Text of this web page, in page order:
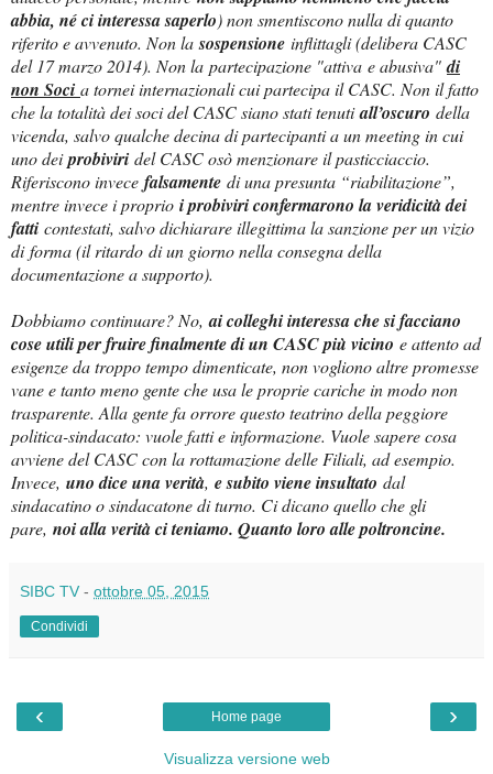
abbia, né ci interessa saperlo) non smentiscono nulla di quanto
riferito e avvenuto. Non lasospensione inflittagli (delibera CASC
del 17 marzo 2014). Non la partecipazione "attiva e abusiva" di
non Soci a tornei internazionali cui partecipa il CASC. Non il fatto
che la totalità dei soci del CASC siano stati tenutiall’oscuro della
vicenda, salvo qualche decina di partecipanti a un meeting in cui
uno deiprobiviri del CASC osò menzionare il pasticciaccio.
Riferiscono invece falsamente di una presunta “riabilitazione”,
mentre invece i proprio i probiviri confermarono la veridicità dei
fatti contestati, salvo dichiarare illegittima la sanzione per un vizio
di forma (il ritardo di un giorno nella consegna della
documentazione a supporto).
Dobbiamo continuare? No,ai colleghi interessa che si facciano
cose utili per fruire finalmente di un CASC più vicino e attento ad
esigenze da troppo tempo dimenticate, non vogliono altre promesse
vane e tanto meno gente che usa le proprie cariche in modo non
trasparente. Alla gente fa orrore questo teatrino della peggiore
politica-sindacato: vuole fatti e informazione. Vuole sapere cosa
avviene del CASC con la rottamazione delle Filiali, ad esempio.
Invece, uno dice una verità, e subito viene insultato dal
sindacatino o sindacatone di turno. Ci dicano quello che gli
pare, noi alla verità ci teniamo. Quanto loro alle poltroncine.
SIBC TV - ottobre 05, 2015
Condividi
‹ ›
Home page
Visualizza versione web